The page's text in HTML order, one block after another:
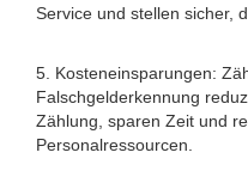
Service und stellen sicher,
5. Kosteneinsparungen:
Falschgelderkennung
Zählung, sparen Zeit und
Personalressourcen.